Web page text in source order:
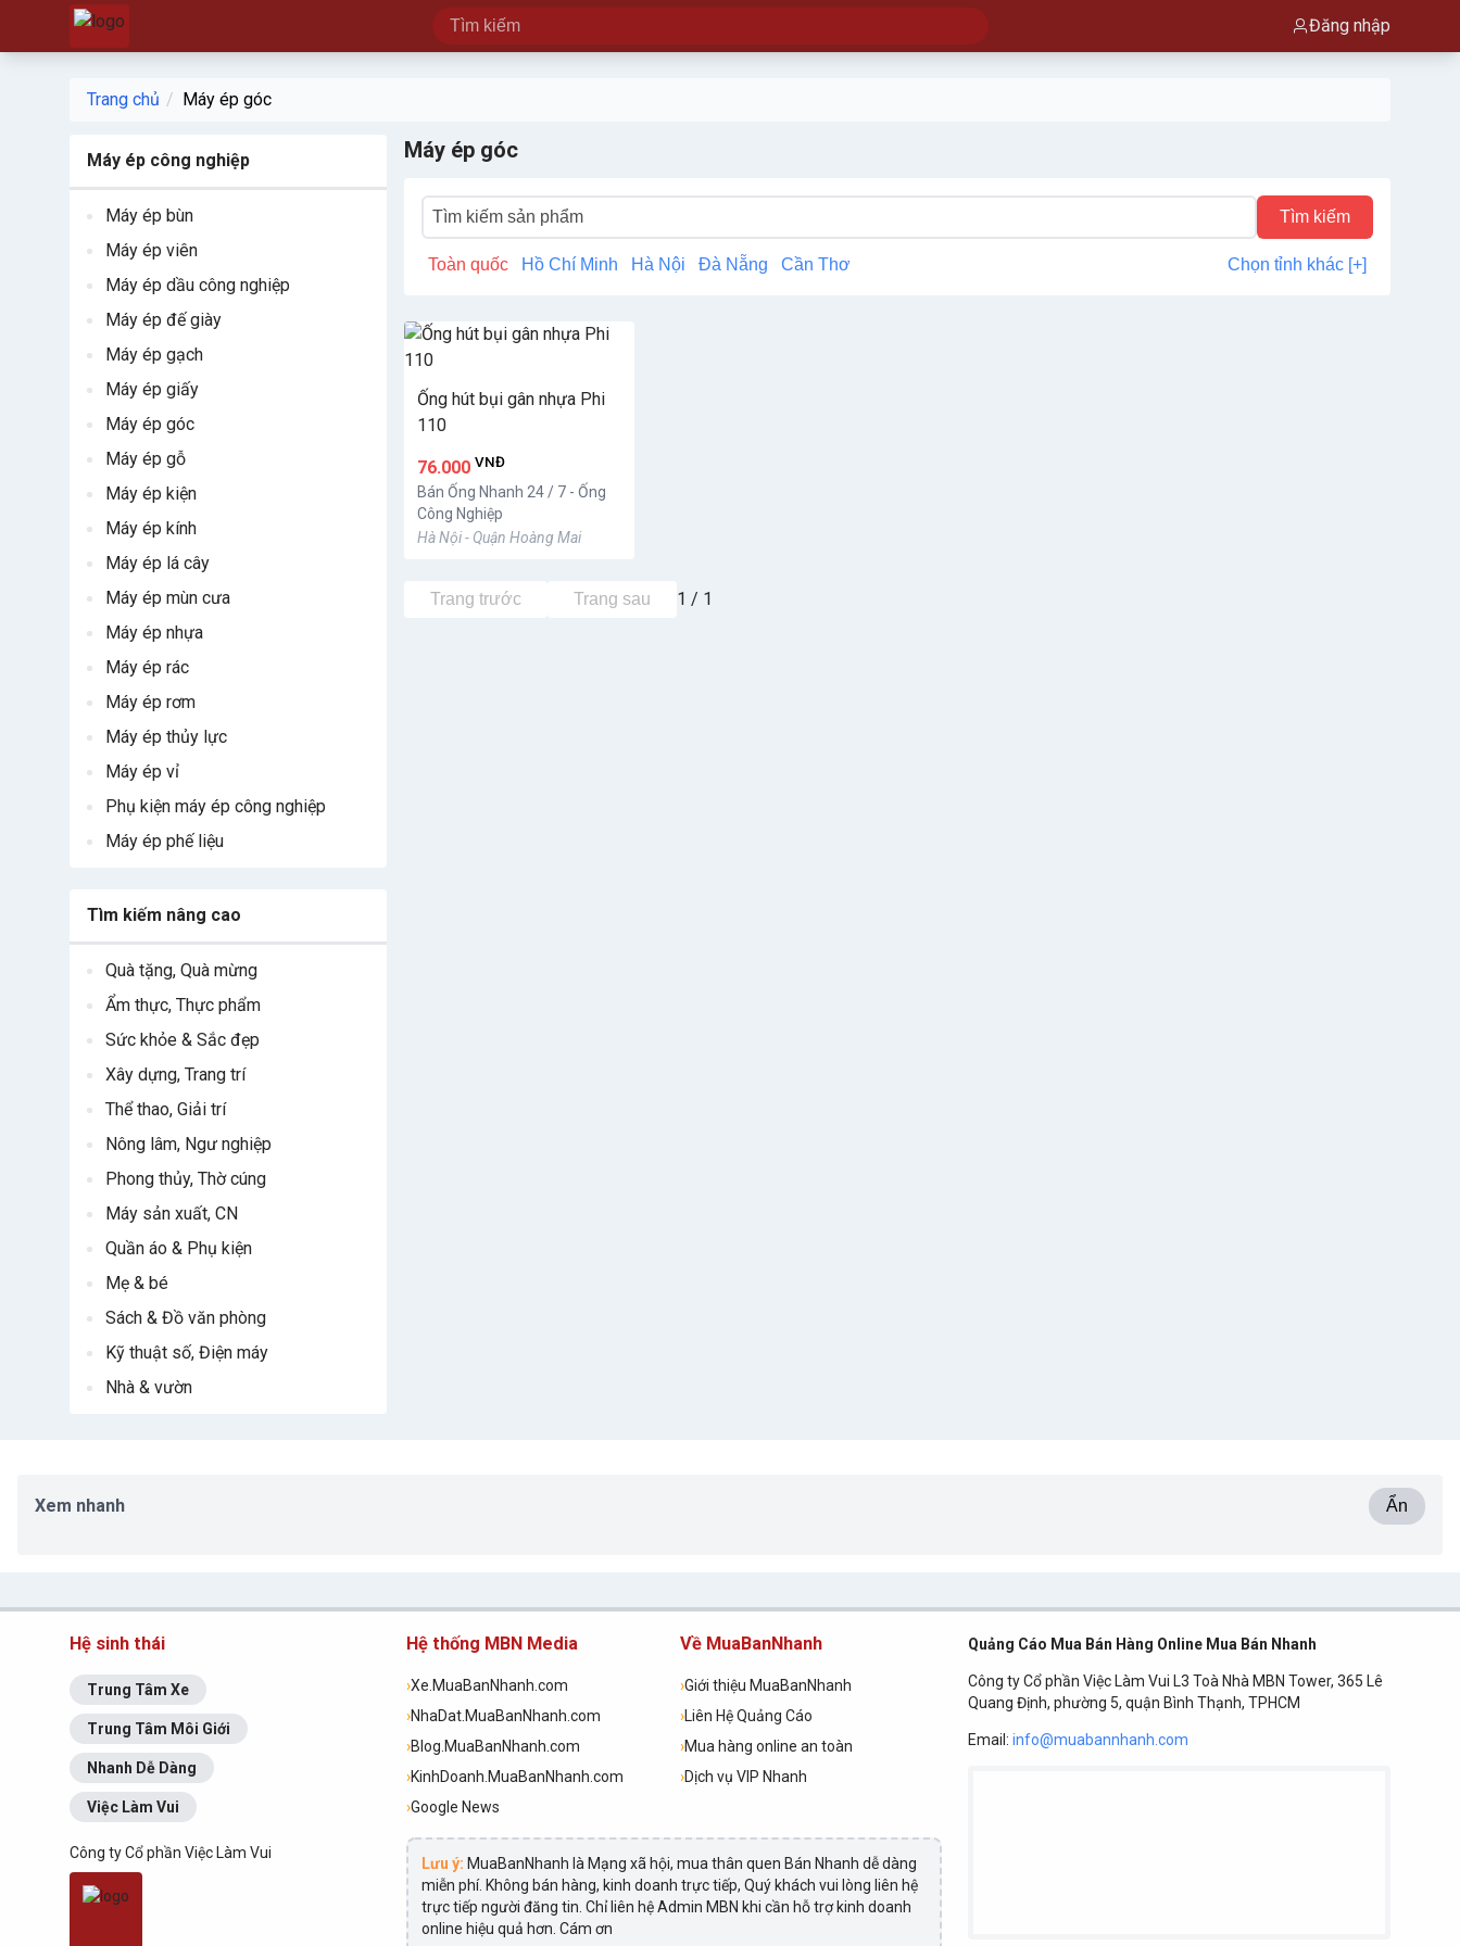
Đăng nhập
Trang chủ Máy ép góc
Máy ép góc
Tìm kiếm
Toàn quốc Hồ Chí Minh Hà Nội Đà Nẵng Cần Thơ Chọn tỉnh khác [+]
Ống hút bụi gân nhựa Phi
110
76.000 VNĐ
Bán Ống Nhanh 24 / 7 - Ống
Công Nghiệp
Hà Nội - Quận Hoàng Mai
Trang trước Trang sau 1 / 1
Máy ép công nghiệp
Máy ép bùn
Máy ép viên
Máy ép dầu công nghiệp
Máy ép đế giày
Máy ép gạch
Máy ép giấy
Máy ép góc
Máy ép gỗ
Máy ép kiện
Máy ép kính
Máy ép lá cây
Máy ép mùn cưa
Máy ép nhựa
Máy ép rác
Máy ép rơm
Máy ép thủy lực
Máy ép vỉ
Phụ kiện máy ép công nghiệp
Máy ép phế liệu
Tìm kiếm nâng cao
Quà tặng, Quà mừng
Ẩm thực, Thực phẩm
Sức khỏe & Sắc đẹp
Xây dựng, Trang trí
Thể thao, Giải trí
Nông lâm, Ngư nghiệp
Phong thủy, Thờ cúng
Máy sản xuất, CN
Quần áo & Phụ kiện
Mẹ & bé
Sách & Đồ văn phòng
Kỹ thuật số, Điện máy
Nhà & vườn
Xem nhanh Ẩn
Hệ sinh thái
Trung Tâm Xe
Trung Tâm Môi Giới
Nhanh Dễ Dàng
Việc Làm Vui
Công ty Cổ phần Việc Làm Vui
Hệ thống MBN Media
›Xe.MuaBanNhanh.com
›NhaDat.MuaBanNhanh.com
›Blog.MuaBanNhanh.com
›KinhDoanh.MuaBanNhanh.com
›Google News
Về MuaBanNhanh
›Giới thiệu MuaBanNhanh
›Liên Hệ Quảng Cáo
›Mua hàng online an toàn
›Dịch vụ VIP Nhanh
Lưu ý: MuaBanNhanh là Mạng xã hội, mua thân quen Bán Nhanh dễ dàng
miễn phí. Không bán hàng, kinh doanh trực tiếp, Quý khách vui lòng liên hệ
trực tiếp người đăng tin. Chỉ liên hệ Admin MBN khi cần hỗ trợ kinh doanh
online hiệu quả hơn. Cám ơn
Quảng Cáo Mua Bán Hàng Online Mua Bán Nhanh
Công ty Cổ phần Việc Làm Vui L3 Toà Nhà MBN Tower, 365 Lê
Quang Định, phường 5, quận Bình Thạnh, TPHCM
Email: info@muabannhanh.com